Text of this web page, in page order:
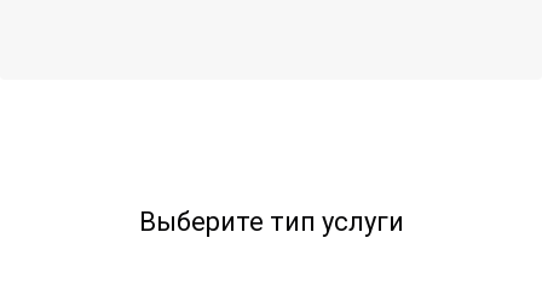
Выберите тип услуги